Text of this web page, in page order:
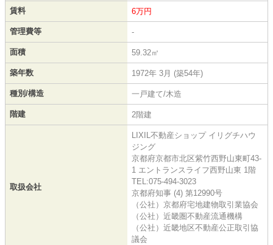
賃料 6万円
管理費等 -
面積 59.32㎡
築年数 1972年 3月 (築54年)
種別/構造 一戸建て/木造
階建 2階建
取扱会社
LIXIL不動産ショップ イリグチハウ
ジング
京都府京都市北区紫竹西野山東町43-
1 エントランスライフ西野山東 1階
TEL:075-494-3023
京都府知事 (4) 第12990号
（公社）京都府宅地建物取引業協会
（公社）近畿圏不動産流通機構
（公社）近畿地区不動産公正取引協
議会